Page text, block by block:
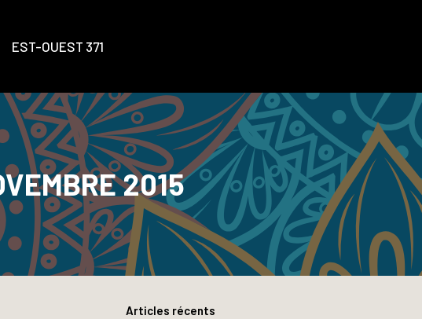
EST-OUEST 371
2015
Articles récents